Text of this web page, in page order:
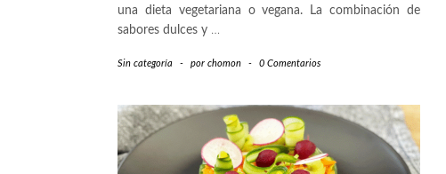
una dieta vegetariana o vegana. La combinación de
sabores dulces y …
Sin categoría - por chomon - 0 Comentarios